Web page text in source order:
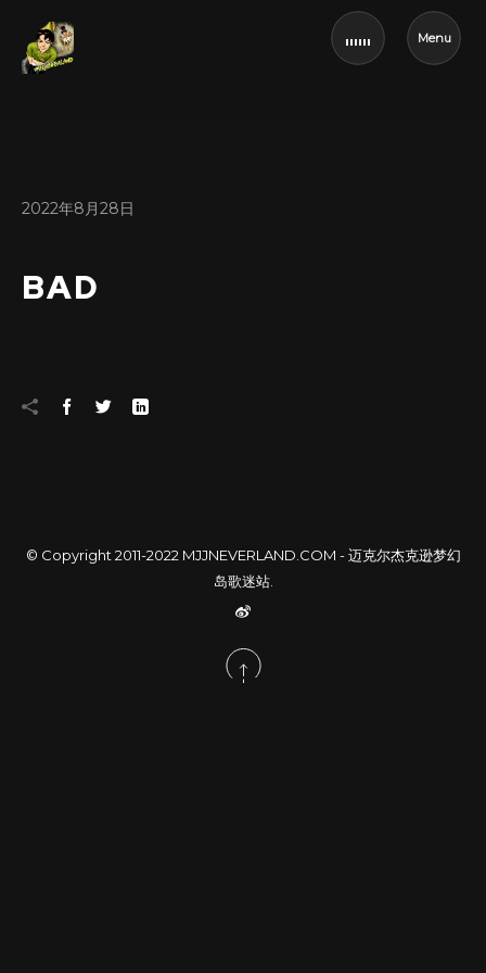
Menu
2022年8月28日
BAD
© Copyright 2011-2022 MJJNEVERLAND.COM - 迈克尔杰克逊梦幻
岛歌迷站.